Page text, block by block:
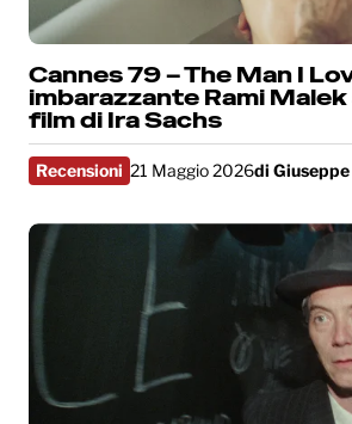
Cannes 79 – The Man I
imbarazzante Rami
film di Ira Sachs
Recensioni 21 Maggio 2026di